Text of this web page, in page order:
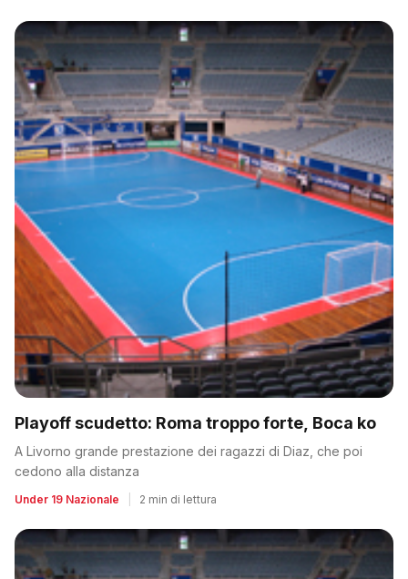
Playoff scudetto: Roma troppo forte, Boca ko
A Livorno grande prestazione dei ragazzi di Diaz, che poi
cedono alla distanza
Under 19 Nazionale 2 min di lettura